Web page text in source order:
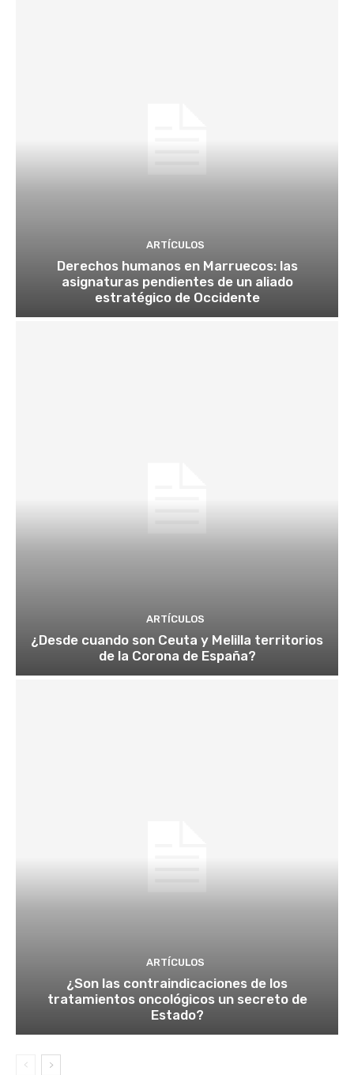
ARTÍCULOS
Derechos humanos en Marruecos: las
asignaturas pendientes de un aliado
estratégico de Occidente
ARTÍCULOS
¿Desde cuando son Ceuta y Melilla territorios
de la Corona de España?
ARTÍCULOS
¿Son las contraindicaciones de los
tratamientos oncológicos un secreto de
Estado?